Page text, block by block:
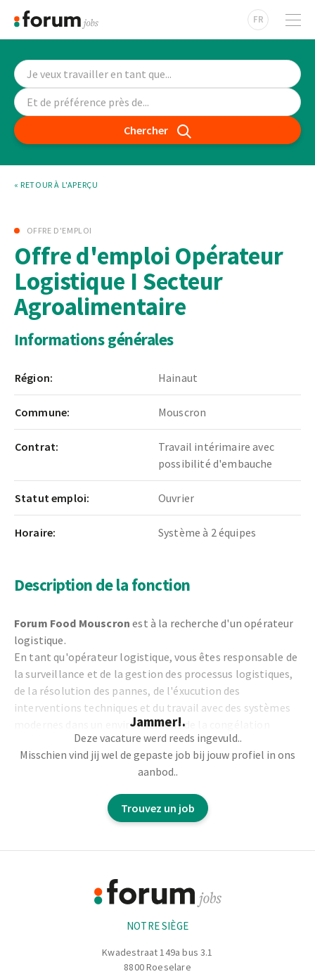
FR
Chercher
« RETOUR À L'APERÇU
OFFRE D'EMPLOI
Offre d'emploi Opérateur
Logistique I Secteur
Agroalimentaire
Informations générales
Région: Hainaut
Commune: Mouscron
Contrat:
Travail intérimaire avec
possibilité d'embauche
Statut emploi: Ouvrier
Horaire: Système à 2 équipes
Description de la fonction
Forum Food Mouscron est à la recherche d'un opérateur
logistique.
En tant qu'opérateur logistique, vous êtes responsable de
la surveillance et de la gestion des processus logistiques,
de la résolution des pannes, de l'éxucution des
interventions techniques et du travail avec des systèmes
modernes dans un environnement de la congélation
automatisée.
La surveillance et la gestion des processus au sein du
département logistique,
L'exécution de petites interventions techniques pour
assurer un flux de marchandises fluides.
Jammer!.
Deze vacature werd reeds ingevuld..
Misschien vind jij wel de gepaste job bij jouw profiel in ons
aanbod..
Trouvez un job
NOTRE SIÈGE
Kwadestraat 149a bus 3.1
8800 Roeselare